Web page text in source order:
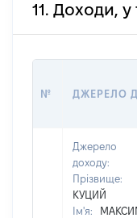
11. Доходи,
№ ДЖЕРЕЛО
Джерело
доходу:
Прізвище:
КУЦИЙ
Ім'я: